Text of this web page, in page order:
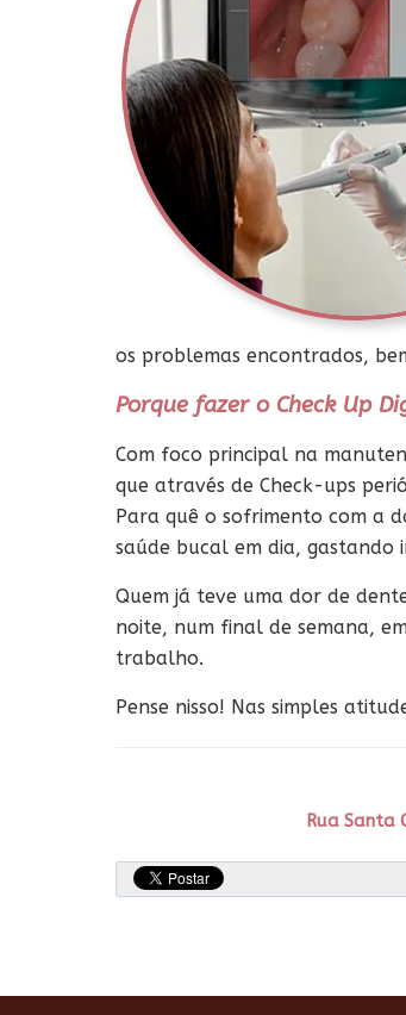
os problemas encontrados,
Porque fazer o Check Up
Com foco principal na
que através de Check-ups
Para quê o sofrimento com a
saúde bucal em dia, gastando
Quem já teve uma dor de
noite, num final de semana,
trabalho.
Pense nisso! Nas simples
Rua Santa